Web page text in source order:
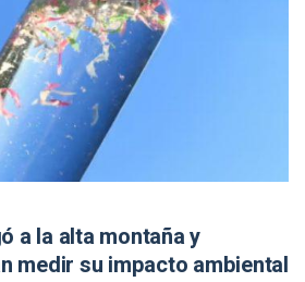
a la alta montaña y
medir su impacto ambiental